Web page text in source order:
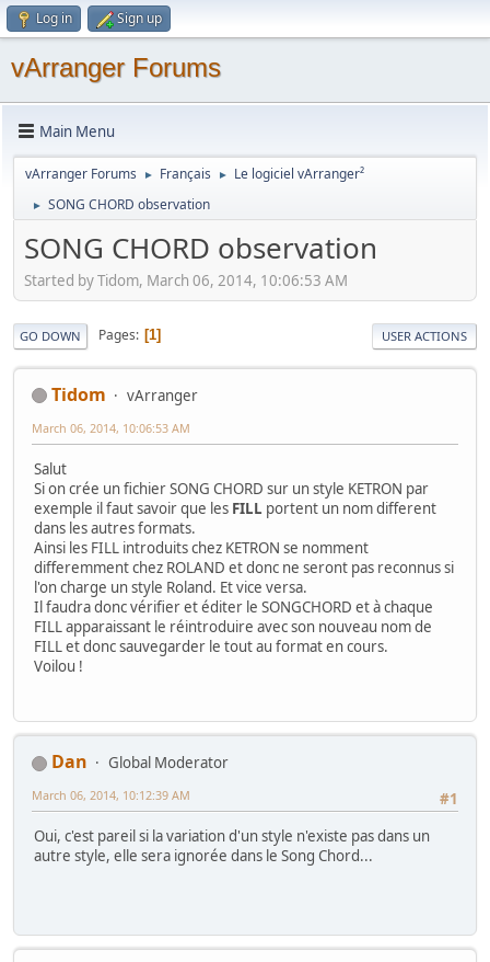
Log in Sign up
vArranger Forums
Main Menu
vArranger Forums ► Français ► Le logiciel vArranger²
► SONG CHORD observation
SONG CHORD observation
Started by Tidom, March 06, 2014, 10:06:53 AM
GO DOWN Pages 1 USER ACTIONS
Tidom vArranger
March 06, 2014, 10:06:53 AM
Salut
Si on crée un fichier SONG CHORD sur un style KETRON par
exemple il faut savoir que les FILL portent un nom different
dans les autres formats.
Ainsi les FILL introduits chez KETRON se nomment
differemment chez ROLAND et donc ne seront pas reconnus si
l'on charge un style Roland. Et vice versa.
Il faudra donc vérifier et éditer le SONGCHORD et à chaque
FILL apparaissant le réintroduire avec son nouveau nom de
FILL et donc sauvegarder le tout au format en cours.
Voilou !
Dan
Global Moderator
#1
March 06, 2014, 10:12:39 AM
Oui, c'est pareil si la variation d'un style n'existe pas dans un
autre style, elle sera ignorée dans le Song Chord...